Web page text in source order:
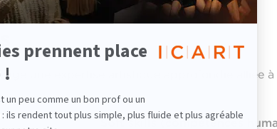
une expertise artistique approfondie alliée
Soft skills (compétences